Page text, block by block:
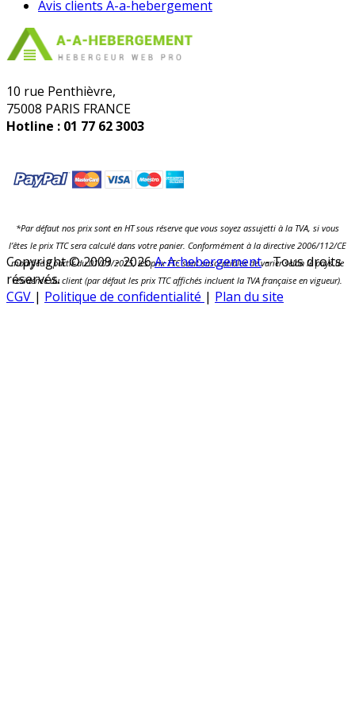
Avis clients A-a-hebergement
10 rue Penthièvre,
75008 PARIS FRANCE
Hotline : 01 77 62 3003
*Par défaut nos prix sont en HT sous réserve que vous soyez assujetti à la TVA, si vous
l’êtes le prix TTC sera calculé dans votre panier. Conformément à la directive 2006/112/CE
modifiée à partir du 01/01/2015, les prix TTC sont susceptibles de varier selon le pays de
résidence du client (par défaut les prix TTC affichés incluent la TVA française en vigueur).
Copyright © 2009 - 2026A-A-hebergement- Tous droits
réservés.
CGV | Politique de confidentialité | Plan du site